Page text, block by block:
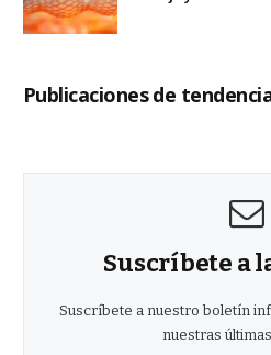
Publicaciones de
Suscríbete a
Suscríbete a nuestro boletín
nuestras